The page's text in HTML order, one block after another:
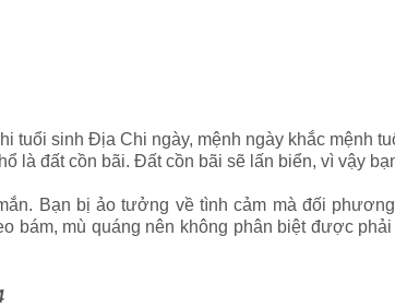
tuổi sinh Địa Chi ngày, mệnh ngày khắc mệnh
là đất cồn bãi. Đất cồn bãi sẽ lấn biển, vì vậy
Bạn bịảo tưởng về tình cảm mà đối
bám, mù quáng nên không phân biệt được